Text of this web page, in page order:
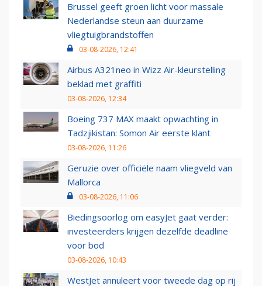
Brussel geeft groen licht voor massale
Nederlandse steun aan duurzame
vliegtuigbrandstoffen
03-08-2026, 12:41
Airbus A321neo in Wizz Air-kleurstelling
beklad met graffiti
03-08-2026, 12:34
Boeing 737 MAX maakt opwachting in
Tadzjikistan: Somon Air eerste klant
03-08-2026, 11:26
Geruzie over officiële naam vliegveld van
Mallorca
03-08-2026, 11:06
Biedingsoorlog om easyJet gaat verder:
investeerders krijgen dezelfde deadline
voor bod
03-08-2026, 10:43
WestJet annuleert voor tweede dag op rij